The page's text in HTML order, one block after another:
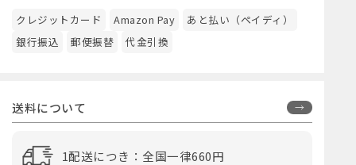
クレジットカード Amazon Pay
あと払い（ペイディ）
銀行振込
郵便振替 代金引換
送料について
1配送につき：全国一律660円